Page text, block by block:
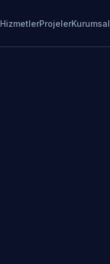
HizmetlerProjelerKurumsal